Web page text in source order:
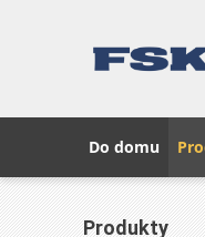
Do domu
Produkty